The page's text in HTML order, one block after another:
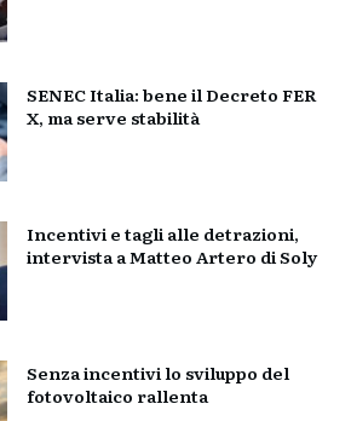
SENEC Italia: bene il Decreto FER
X, ma serve stabilità
Incentivi e tagli alle detrazioni,
intervista a Matteo Artero di Soly
Senza incentivi lo sviluppo del
fotovoltaico rallenta